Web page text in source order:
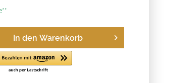
In den Warenkorb